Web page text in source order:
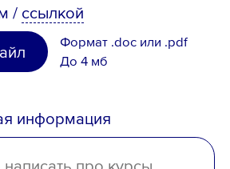
/ ссылкой
Формат .doc или .pdf
До 4 мб
информация